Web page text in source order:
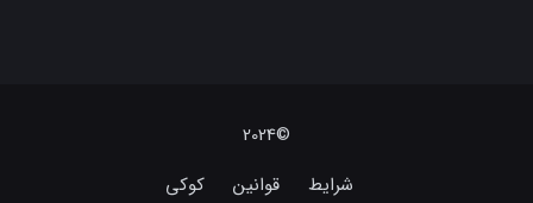
©2024
شرایط
قوانین کوکی